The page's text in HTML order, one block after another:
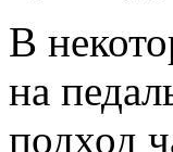
В
на
подход